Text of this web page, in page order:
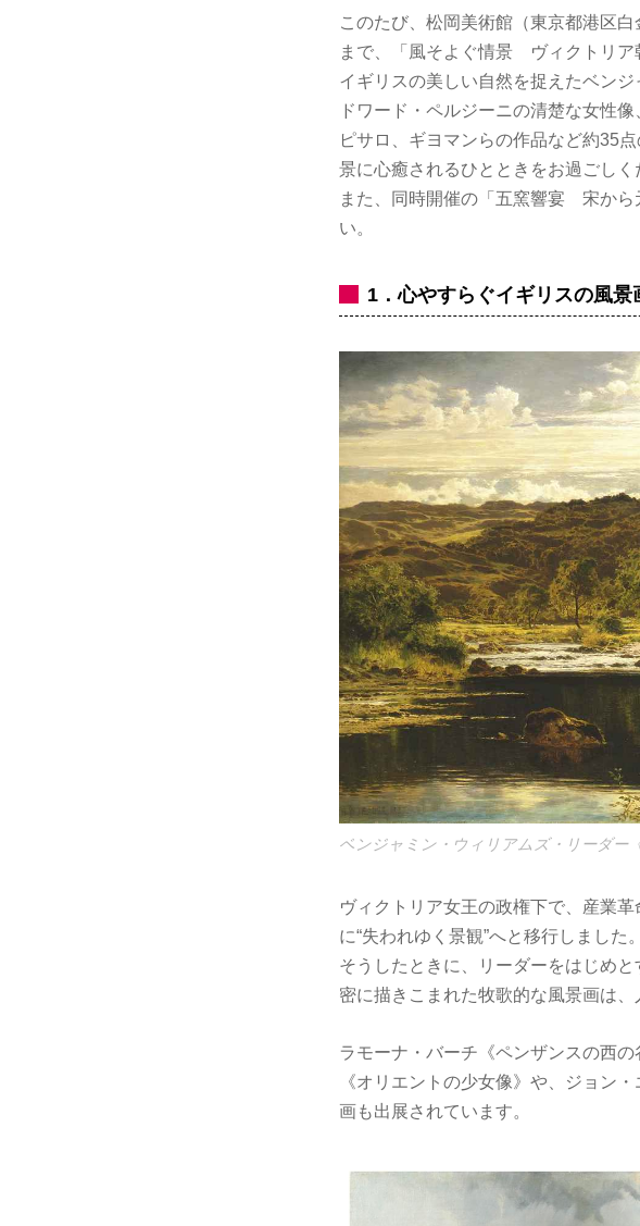
このたび、松岡美術館（東京都港区
まで、「風そよぐ情景 ヴィクトリア
イギリスの美しい自然を捉えたベン
ドワード・ペルジーニの清楚な女性
ピサロ、ギヨマンらの作品など約35
景に心癒されるひとときをお過ごしく
また、同時開催の「五窯響宴 宋から
い。
1．心やすらぐイギリスの風景
ベンジャミン・ウィリアムズ・リーダー
ヴィクトリア女王の政権下で、産業
に“失われゆく景観”へと移行しました。
そうしたときに、リーダーをはじめ
密に描きこまれた牧歌的な風景画は
ラモーナ・バーチ《ペンザンスの西
《オリエントの少女像》や、ジョン
画も出展されています。